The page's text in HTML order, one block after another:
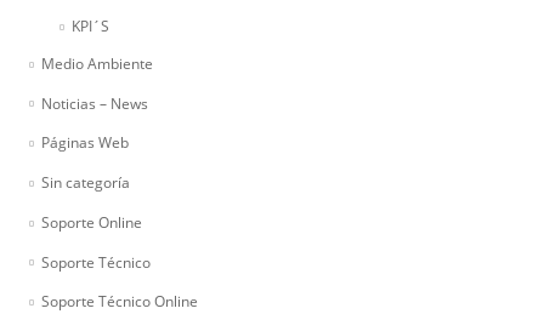
KPI´S
Medio Ambiente
Noticias – News
Páginas Web
Sin categoría
Soporte Online
Soporte Técnico
Soporte Técnico Online